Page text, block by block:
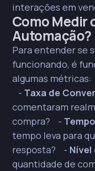
interações em
Como Medir
Automação?
Para entender se
funcionando, é
algumas métricas:
- Taxa de
comentaram
compra? -
tempo leva para
resposta? - Nível
quantidade de